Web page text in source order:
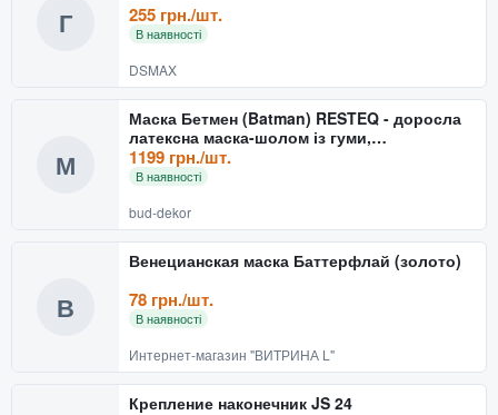
Г 255 грн./шт.
В наявності
DSMAX
М
Маска Бетмен (Batman) RESTEQ - доросла
латексна маска-шолом із гуми,
реалістичний костюмний акс
1199 грн./шт.
В наявності
bud-dekor
В
Венецианская маска Баттерфлай (золото)
78 грн./шт.
В наявності
Интернет-магазин "ВИТРИНА L"
Крепление наконечник JS 24